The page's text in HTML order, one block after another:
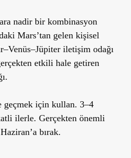
nadir bir kombinasyon
Mars’tan gelen kişisel
iletişim odağı
etkili hale getiren
geçmek için kullan. 3–4
ilerle. Gerçekten önemli
bırak.